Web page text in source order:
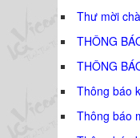
Thư mời
THÔNG
THÔNG
Thông báo
Thông báo